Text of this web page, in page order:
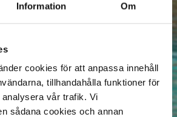
Information Om
cookies för att anpassa innehåll
tillhandahålla funktioner för
vår trafik. Vi
sådana cookies och annan